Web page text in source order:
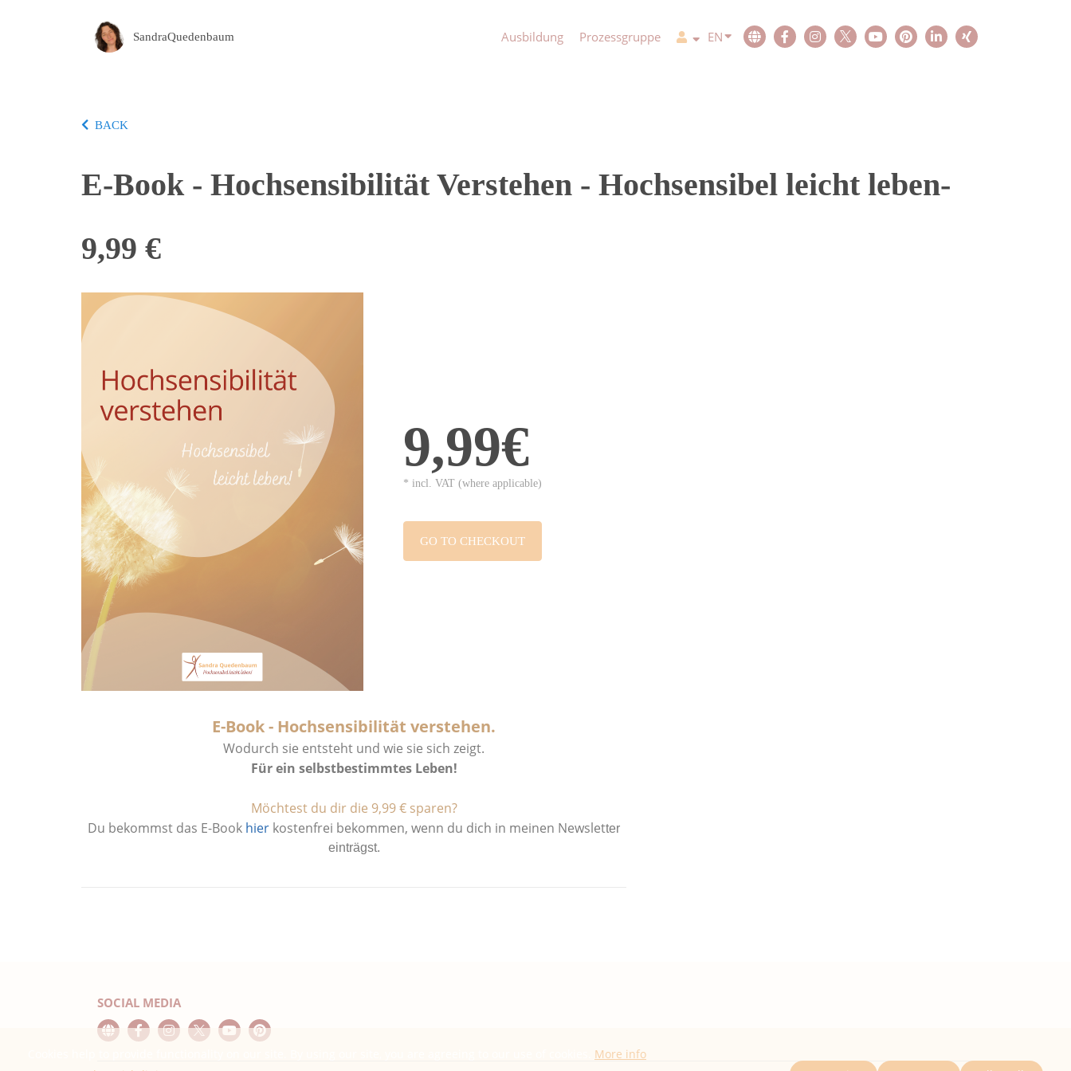
SandraQuedenbaum Ausbildung Prozessgruppe EN
BACK
E-Book - Hochsensibilität Verstehen - Hochsensibel leicht leben-
9,99 €
9,99€
* incl. VAT (where applicable)
GO TO CHECKOUT
E-Book - Hochsensibilität verstehen.
Wodurch sie entsteht und wie sie sich zeigt.
Für ein selbstbestimmtes Leben!
Möchtest du dir die 9,99 € sparen?
Du bekommst das E-Book hier kostenfrei bekommen, wenn du dich in meinen Newsletter
einträgst.
SOCIAL MEDIA
More info